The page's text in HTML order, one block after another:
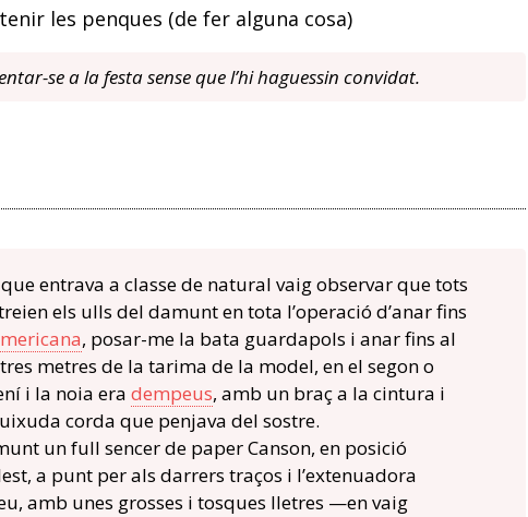
les penques (de fer alguna cosa)
se a la festa sense que l’hi haguessin convidat.
entrava a classe de natural vaig observar que tots
els ulls del damunt en tota l’operació d’anar fins
, posar-me la bata guardapols i anar fins al
metres de la tarima de la model, en el segon o
i la noia era dempeus, amb un braç a la cintura i
corda que penjava del sostre.
un full sencer de paper Canson, en posició
a punt per als darrers traços i l’extenuadora
amb unes grosses i tosques lletres —en vaig